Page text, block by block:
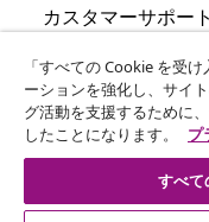
カスタマーサポート
ビジネス・パート
vidaXL
「すべての Cookie を受
ーションを強化し、サイ
グ活動を支援するために
したことになります。
プ
すべ